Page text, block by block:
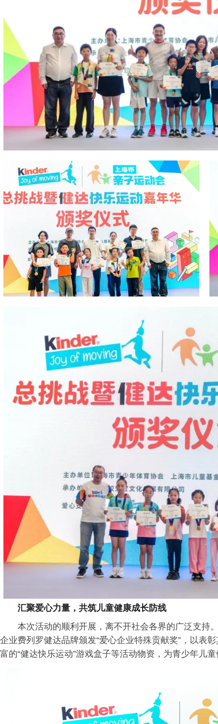
汇聚爱心力量，共筑儿童健康成长防线
本次活动的顺利开展，离不开社会各界的广泛支持
企业费列罗健达品牌颁发“爱心企业特殊贡献奖”，以表
富的“健达快乐运动”游戏盒子等活动物资，为青少年儿